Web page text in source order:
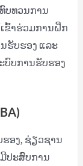
ບທວນການ
ຂົ້າຮ່ວມການຝຶກ
ຮັບຮອງ ແລະ
ບົບການຮັບຮອງ
ຮອງ, ຊ່ຽວຊານ
ປະສົບການ